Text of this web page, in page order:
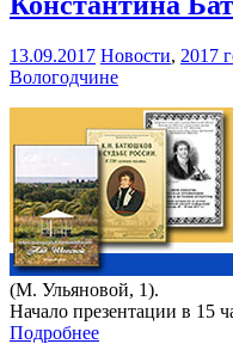
13.09.2017 Новости, 2017
Вологодчине
(М. Ульяновой, 1).
Начало презентации в 15
Подробнее